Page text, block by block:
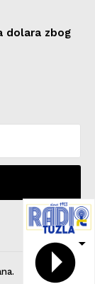
dolara zbog